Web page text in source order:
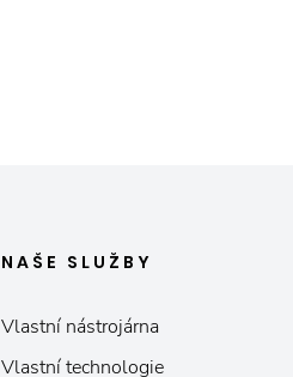
NAŠE SLUŽBY
Vlastní nástrojárna
Vlastní technologie